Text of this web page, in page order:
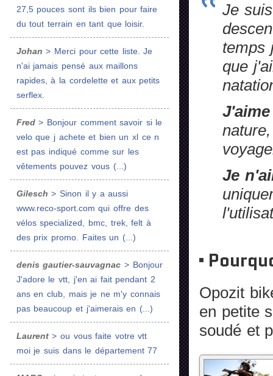
Je
temps
que
Je
Opozit
en petite
soudé et
27,5 pouces sont ils bien pour faire
du tout terrain en tant que loisir.
Johan > Merci pour cette liste. Je
n'ai jamais pensé aux maillons
rapides, à la cordelette et aux petits
serflex.
Fred> Bonjour comment savoir si le
velo que j achete et bien un xl ce n
est pas indiqué comme sur les
vêtements pouvez vous (...)
Gilesch > Sinon il y a aussi
www.reco-sport.com qui offre des
vélos specialized, bmc, trek, felt à
des prix promo. Faites un (...)
denis gautier-sauvagnac > Bonjour
J'adore le vtt, j'en ai fait pendant 2
ans en club, mais je ne m'y connais
pas beaucoup et j'aimerais en (...)
Laurent> ou vous faite votre vtt
moi je suis dans le département 77